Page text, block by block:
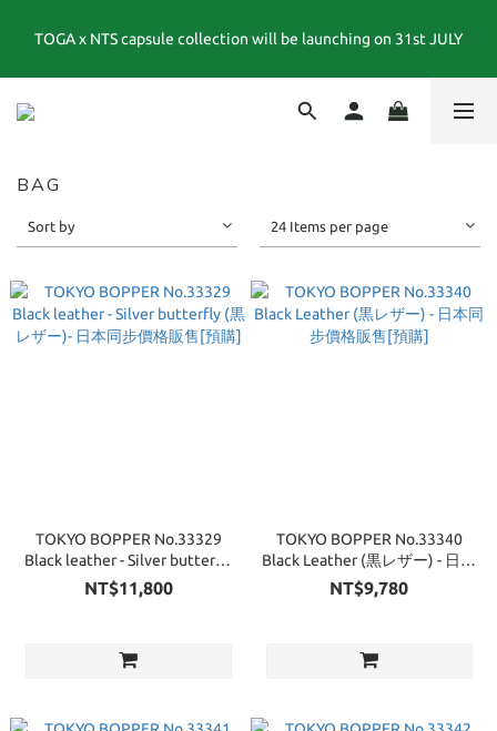
夏末選品特別企劃｜1折起｜特價商品售出後不退換貨
TOGA x NTS capsule collection will be launching on 31st JULY
夏末選品特別企劃｜1折起｜特價商品售出後不退換貨
BAG
Sort by 24 Items per page
TOKYO BOPPER No.33329
Black leather - Silver butterfly
(黒レザー)- 日本同步價格販售
[預購]
NT$11,800
TOKYO BOPPER No.33340
Black Leather (黒レザー) - 日本
同步價格販售[預購]
NT$9,780